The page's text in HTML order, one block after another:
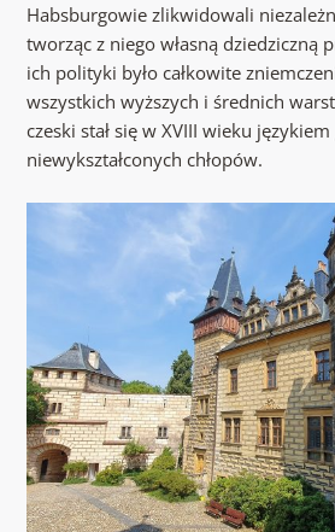
Habsburgowie zlikwidowali
tworząc z niego własną dziedziczną
ich polityki było całkowite
wszystkich wyższych i średnich
czeski stał się w XVIII wieku językiem
niewykształconych chłopów.